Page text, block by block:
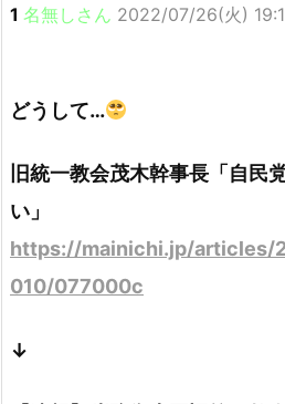
1 名無しさん 2022/07/26(火)
どうして…
旧統一教会茂木幹事長「自民
い」
https://mainichi.jp/articles/
010/077000c
↓